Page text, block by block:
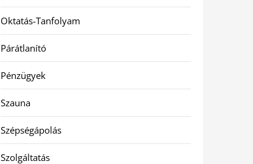
Oktatás-Tanfolyam
Párátlanító
Pénzügyek
Szauna
Szépségápolás
Szolgáltatás